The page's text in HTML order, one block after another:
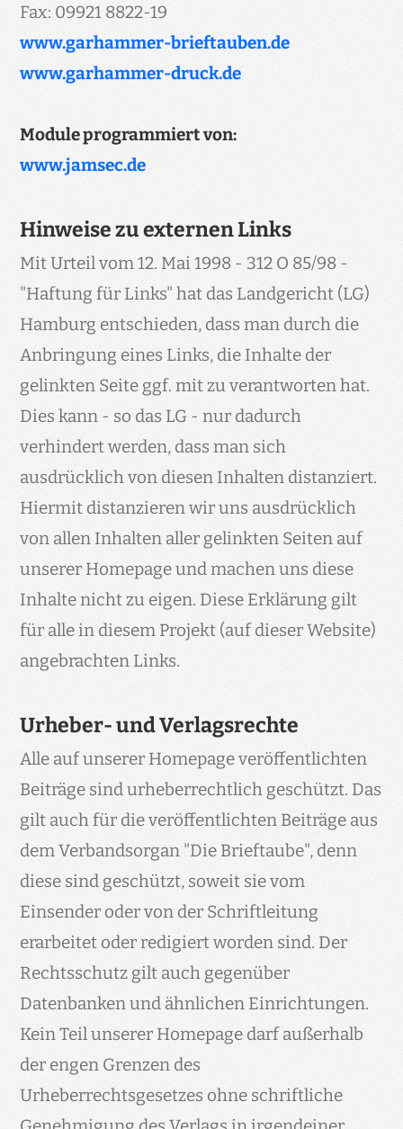
Fax: 09921 8822-19
www.garhammer-brieftauben.de
www.garhammer-druck.de
Module programmiert von:
www.jamsec.de
Hinweise zu externen Links
Mit Urteil vom 12. Mai 1998 - 312 O 85/98 -
"Haftung für Links" hat das Landgericht (LG)
Hamburg entschieden, dass man durch die
Anbringung eines Links, die Inhalte der
gelinkten Seite ggf. mit zu verantworten hat.
Dies kann - so das LG - nur dadurch
verhindert werden, dass man sich
ausdrücklich von diesen Inhalten distanziert.
Hiermit distanzieren wir uns ausdrücklich
von allen Inhalten aller gelinkten Seiten auf
unserer Homepage und machen uns diese
Inhalte nicht zu eigen. Diese Erklärung gilt
für alle in diesem Projekt (auf dieser Website)
angebrachten Links.
Urheber- und Verlagsrechte
Alle auf unserer Homepage veröffentlichten
Beiträge sind urheberrechtlich geschützt. Das
gilt auch für die veröffentlichten Beiträge aus
dem Verbandsorgan "Die Brieftaube", denn
diese sind geschützt, soweit sie vom
Einsender oder von der Schriftleitung
erarbeitet oder redigiert worden sind. Der
Rechtsschutz gilt auch gegenüber
Datenbanken und ähnlichen Einrichtungen.
Kein Teil unserer Homepage darf außerhalb
der engen Grenzen des
Urheberrechtsgesetzes ohne schriftliche